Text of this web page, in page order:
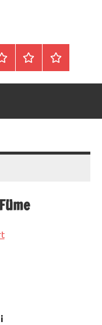
iletişimHakkımızda